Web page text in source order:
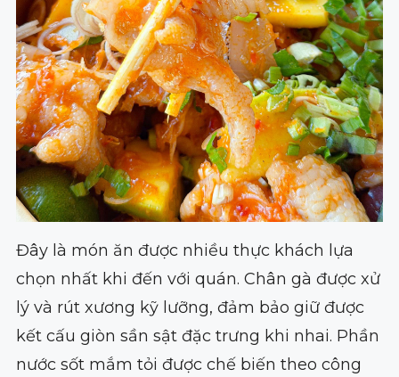
Đây là món ăn được nhiều thực khách lựa
chọn nhất khi đến với quán. Chân gà được xử
lý và rút xương kỹ lưỡng, đảm bảo giữ được
kết cấu giòn sần sật đặc trưng khi nhai. Phần
nước sốt mắm tỏi được chế biến theo công